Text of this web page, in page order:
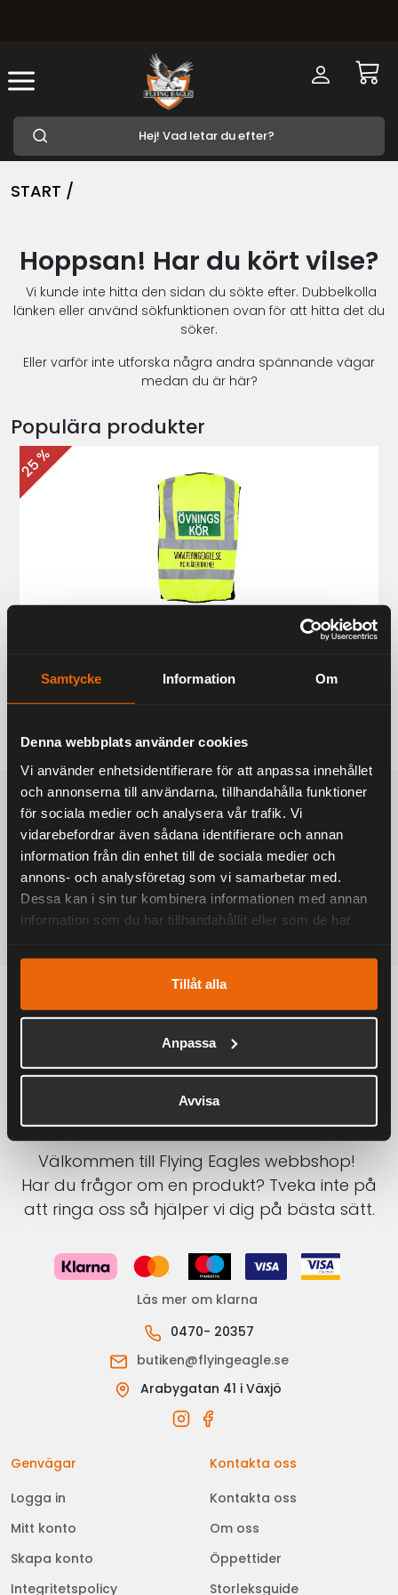
Samtycke Information Om
Denna webbplats använder cookies
Vi använder enhetsidentifierare för att anpassa innehållet
och annonserna till användarna, tillhandahålla funktioner
för sociala medier och analysera vår trafik. Vi
vidarebefordrar även sådana identifierare och annan
information från din enhet till de sociala medier och
annons- och analysföretag som vi samarbetar med.
Dessa kan i sin tur kombinera informationen med annan
information som du har tillhandahållit eller som de har
Tillåt alla
Anpassa
Avvisa
START /
Hoppsan! Har du kört vilse?
Vi kunde inte hitta den sidan du sökte efter. Dubbelkolla
länken eller använd sökfunktionen ovan för att hitta det du
söker.
Eller varför inte utforska några andra spännande vägar
medan du är här?
Populära produkter
25 %
187 kr
249 kr
FRAKTFRITT
På alla ordrar över 2000 kr
1-3 DAGAR LEVERANS
Inom Sverige med DHL
SÄKRA BETALNINGAR
Betalkort, Klarna eller Swish
Välkommen till Flying Eagles webbshop!
Har du frågor om en produkt? Tveka inte på
att ringa oss så hjälper vi dig på bästa sätt.
Läs mer om klarna
0470- 20357
butiken@flyingeagle.se
Arabygatan 41 i Växjö
Genvägar
Logga in
Mitt konto
Skapa konto
Integritetspolicy
Kontakta oss
Kontakta oss
Om oss
Öppettider
Storleksguide